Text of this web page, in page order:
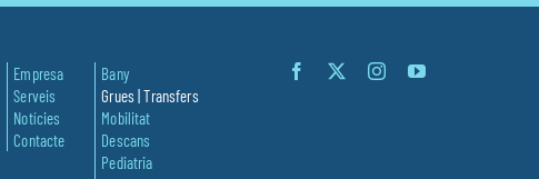
Empresa
Serveis
Notícies
Contacte
Bany
Grues | Transfers
Mobilitat
Descans
Pediatria